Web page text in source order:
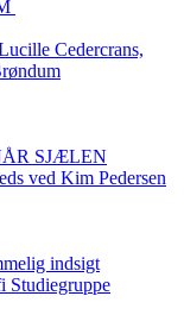
Cedercrans,
SJÆLEN
ved Kim Pedersen
indsigt
Studiegruppe